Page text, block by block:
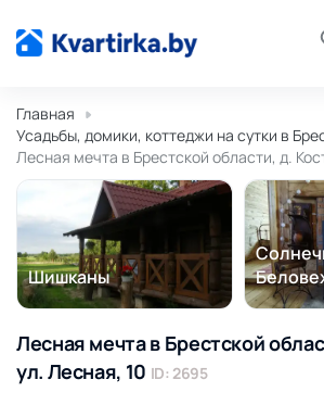
Главная
Усадьбы, домики, коттеджи на сутки в
Лесная мечта в Брестской области, д.
Шишканы
Лесная мечта в Брестской
ул. Лесная, 10 ID: 2695